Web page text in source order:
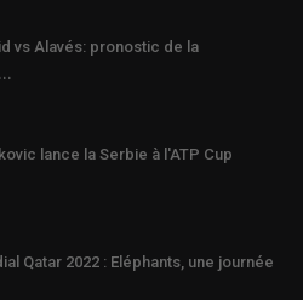
vs Alavés: pronostic de la
lance la Serbie à l'ATP Cup
Qatar 2022 : Eléphants, une journée